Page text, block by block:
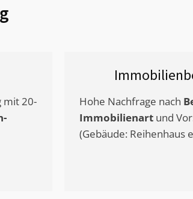
mit 20-
Hohe Nachfrage nach
Immobilienart und
(Gebäude: Reihenhaus